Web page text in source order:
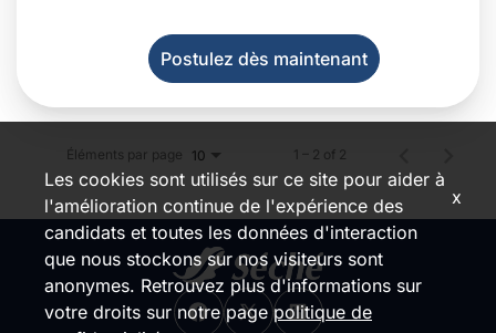
Postulez dès maintenant
Éléments par page 10 1 – 2 of 2
Les cookies sont utilisés sur ce site pour aider à
l'amélioration continue de l'expérience des
candidats et toutes les données d'interaction
que nous stockons sur nos visiteurs sont
anonymes. Retrouvez plus d'informations sur
votre droits sur notre pagepolitique de
x